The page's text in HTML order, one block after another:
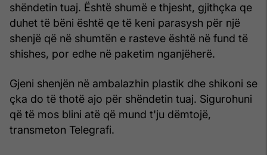
shëndetin tuaj. Është shumë e thjesht, gjithçka qe
duhet të bëni është qe të keni parasysh për një
shenjë që në shumtën e rasteve është në fund të
shishes, por edhe në paketim nganjëherë.
Gjeni shenjën në ambalazhin plastik dhe shikoni se
çka do të thotë ajo për shëndetin tuaj. Sigurohuni
që të mos blini atë që mund t'ju dëmtojë,
transmeton Telegrafi.